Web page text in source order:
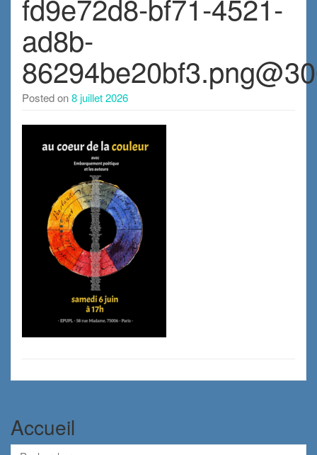
fd9e72d8-bf71-4521-
ad8b-
Posted on8 juillet 2026
Accueil